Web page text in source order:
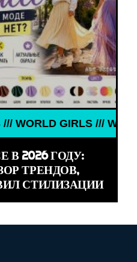
GIRLS /// WORLD
2026 ГОДУ:
ТРЕНДОВ,
СТИЛИЗАЦИИ